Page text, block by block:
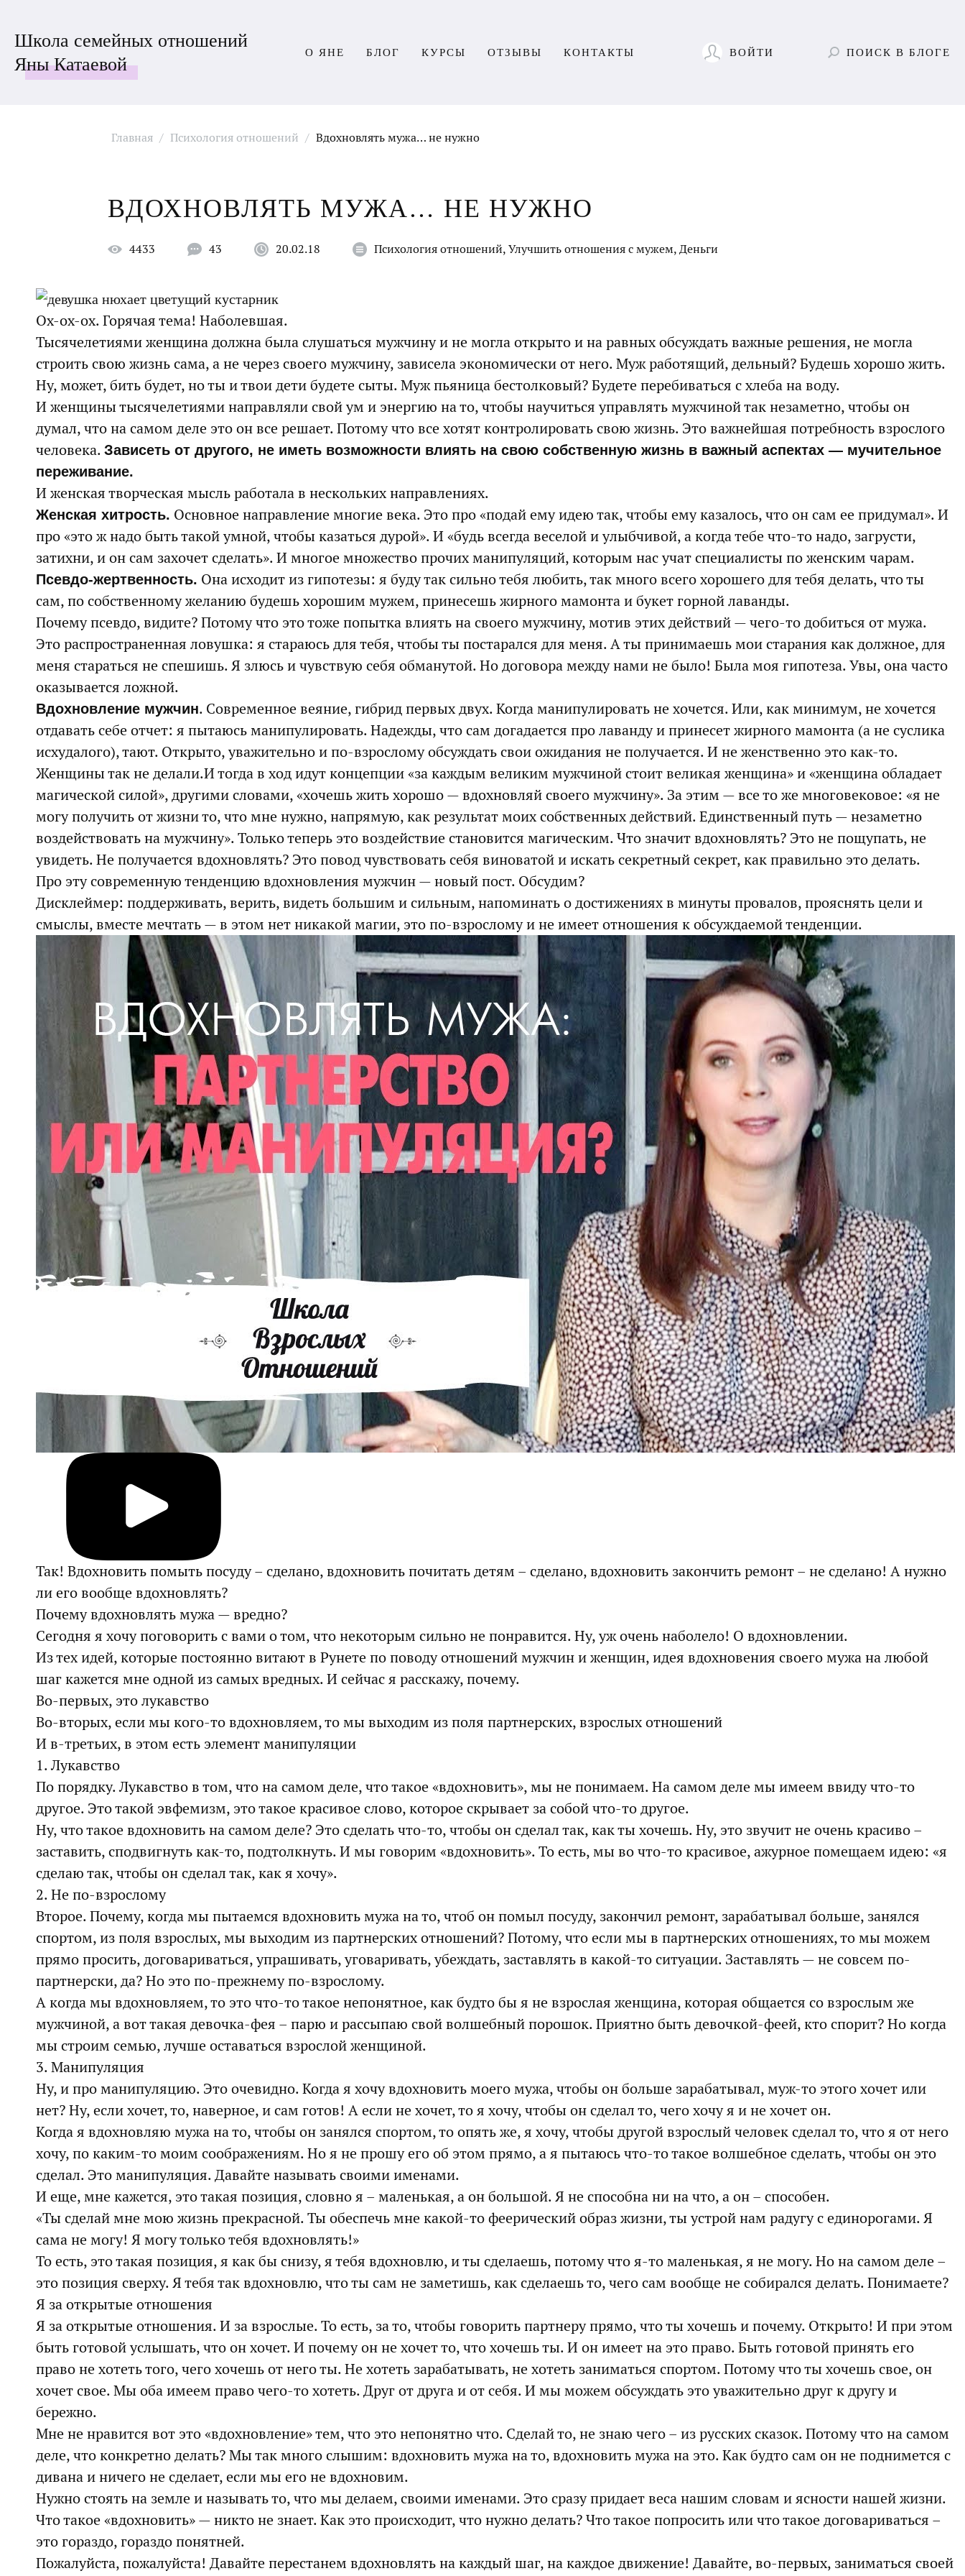
Школа семейных отношений
Яны Катаевой
О ЯНЕ БЛОГ КУРСЫ ОТЗЫВЫ КОНТАКТЫ ВОЙТИ ПОИСК В БЛОГЕ
Главная / Психология отношений / Вдохновлять мужа… не нужно
ВДОХНОВЛЯТЬ МУЖА… НЕ НУЖНО
4433 43 20.02.18 Психология отношений,Улучшить отношения с мужем,Деньги
Ох-ох-ох. Горячая тема! Наболевшая.
Тысячелетиями женщина должна была слушаться мужчину и не могла открыто и на равных обсуждать важные решения, не могла
строить свою жизнь сама, а не через своего мужчину, зависела экономически от него. Муж работящий, дельный? Будешь хорошо жить.
Ну, может, бить будет, но ты и твои дети будете сыты. Муж пьяница бестолковый? Будете перебиваться с хлеба на воду.
И женщины тысячелетиями направляли свой ум и энергию на то, чтобы научиться управлять мужчиной так незаметно, чтобы он
думал, что на самом деле это он все решает. Потому что все хотят контролировать свою жизнь. Это важнейшая потребность взрослого
человека. Зависеть от другого, не иметь возможности влиять на свою собственную жизнь в важный аспектах — мучительное
переживание.
И женская творческая мысль работала в нескольких направлениях.
Женская хитрость. Основное направление многие века. Это про «подай ему идею так, чтобы ему казалось, что он сам ее придумал». И
про «это ж надо быть такой умной, чтобы казаться дурой». И «будь всегда веселой и улыбчивой, а когда тебе что-то надо, загрусти,
затихни, и он сам захочет сделать». И многое множество прочих манипуляций, которым нас учат специалисты по женским чарам.
Псевдо-жертвенность. Она исходит из гипотезы: я буду так сильно тебя любить, так много всего хорошего для тебя делать, что ты
сам, по собственному желанию будешь хорошим мужем, принесешь жирного мамонта и букет горной лаванды.
Почему псевдо, видите? Потому что это тоже попытка влиять на своего мужчину, мотив этих действий — чего-то добиться от мужа.
Это распространенная ловушка: я стараюсь для тебя, чтобы ты постарался для меня. А ты принимаешь мои старания как должное, для
меня стараться не спешишь. Я злюсь и чувствую себя обманутой. Но договора между нами не было! Была моя гипотеза. Увы, она часто
оказывается ложной.
Вдохновление мужчин. Современное веяние, гибрид первых двух. Когда манипулировать не хочется. Или, как минимум, не хочется
отдавать себе отчет: я пытаюсь манипулировать. Надежды, что сам догадается про лаванду и принесет жирного мамонта (а не суслика
исхудалого), тают. Открыто, уважительно и по-взрослому обсуждать свои ожидания не получается. И не женственно это как-то.
Женщины так не делали.И тогда в ход идут концепции «за каждым великим мужчиной стоит великая женщина» и «женщина обладает
магической силой», другими словами, «хочешь жить хорошо — вдохновляй своего мужчину». За этим — все то же многовековое: «я не
могу получить от жизни то, что мне нужно, напрямую, как результат моих собственных действий. Единственный путь — незаметно
воздействовать на мужчину». Только теперь это воздействие становится магическим. Что значит вдохновлять? Это не пощупать, не
увидеть. Не получается вдохновлять? Это повод чувствовать себя виноватой и искать секретный секрет, как правильно это делать.
Про эту современную тенденцию вдохновления мужчин — новый пост. Обсудим?
Дисклеймер: поддерживать, верить, видеть большим и сильным, напоминать о достижениях в минуты провалов, прояснять цели и
смыслы, вместе мечтать — в этом нет никакой магии, это по-взрослому и не имеет отношения к обсуждаемой тенденции.
Так! Вдохновить помыть посуду – сделано, вдохновить почитать детям – сделано, вдохновить закончить ремонт – не сделано! А нужно
ли его вообще вдохновлять?
Почему вдохновлять мужа — вредно?
Сегодня я хочу поговорить с вами о том, что некоторым сильно не понравится. Ну, уж очень наболело! О вдохновлении.
Из тех идей, которые постоянно витают в Рунете по поводу отношений мужчин и женщин, идея вдохновения своего мужа на любой
шаг кажется мне одной из самых вредных. И сейчас я расскажу, почему.
Во-первых, это лукавство
Во-вторых, если мы кого-то вдохновляем, то мы выходим из поля партнерских, взрослых отношений
И в-третьих, в этом есть элемент манипуляции
1. Лукавство
По порядку. Лукавство в том, что на самом деле, что такое «вдохновить», мы не понимаем. На самом деле мы имеем ввиду что-то
другое. Это такой эвфемизм, это такое красивое слово, которое скрывает за собой что-то другое.
Ну, что такое вдохновить на самом деле? Это сделать что-то, чтобы он сделал так, как ты хочешь. Ну, это звучит не очень красиво –
заставить, сподвигнуть как-то, подтолкнуть. И мы говорим «вдохновить». То есть, мы во что-то красивое, ажурное помещаем идею: «я
сделаю так, чтобы он сделал так, как я хочу».
2. Не по-взрослому
Второе. Почему, когда мы пытаемся вдохновить мужа на то, чтоб он помыл посуду, закончил ремонт, зарабатывал больше, занялся
спортом, из поля взрослых, мы выходим из партнерских отношений? Потому, что если мы в партнерских отношениях, то мы можем
прямо просить, договариваться, упрашивать, уговаривать, убеждать, заставлять в какой-то ситуации. Заставлять — не совсем по-
партнерски, да? Но это по-прежнему по-взрослому.
А когда мы вдохновляем, то это что-то такое непонятное, как будто бы я не взрослая женщина, которая общается со взрослым же
мужчиной, а вот такая девочка-фея – парю и рассыпаю свой волшебный порошок. Приятно быть девочкой-феей, кто спорит? Но когда
мы строим семью, лучше оставаться взрослой женщиной.
3. Манипуляция
Ну, и про манипуляцию. Это очевидно. Когда я хочу вдохновить моего мужа, чтобы он больше зарабатывал, муж-то этого хочет или
нет? Ну, если хочет, то, наверное, и сам готов! А если не хочет, то я хочу, чтобы он сделал то, чего хочу я и не хочет он.
Когда я вдохновляю мужа на то, чтобы он занялся спортом, то опять же, я хочу, чтобы другой взрослый человек сделал то, что я от него
хочу, по каким-то моим соображениям. Но я не прошу его об этом прямо, а я пытаюсь что-то такое волшебное сделать, чтобы он это
сделал. Это манипуляция. Давайте называть своими именами.
И еще, мне кажется, это такая позиция, словно я – маленькая, а он большой. Я не способна ни на что, а он – способен.
«Ты сделай мне мою жизнь прекрасной. Ты обеспечь мне какой-то феерический образ жизни, ты устрой нам радугу с единорогами. Я
сама не могу! Я могу только тебя вдохновлять!»
То есть, это такая позиция, я как бы снизу, я тебя вдохновлю, и ты сделаешь, потому что я-то маленькая, я не могу. Но на самом деле –
это позиция сверху. Я тебя так вдохновлю, что ты сам не заметишь, как сделаешь то, чего сам вообще не собирался делать. Понимаете?
Я за открытые отношения
Я за открытые отношения. И за взрослые. То есть, за то, чтобы говорить партнеру прямо, что ты хочешь и почему. Открыто! И при этом
быть готовой услышать, что он хочет. И почему он не хочет то, что хочешь ты. И он имеет на это право. Быть готовой принять его
право не хотеть того, чего хочешь от него ты. Не хотеть зарабатывать, не хотеть заниматься спортом. Потому что ты хочешь свое, он
хочет свое. Мы оба имеем право чего-то хотеть. Друг от друга и от себя. И мы можем обсуждать это уважительно друг к другу и
бережно.
Мне не нравится вот это «вдохновление» тем, что это непонятно что. Сделай то, не знаю чего – из русских сказок. Потому что на самом
деле, что конкретно делать? Мы так много слышим: вдохновить мужа на то, вдохновить мужа на это. Как будто сам он не поднимется с
дивана и ничего не сделает, если мы его не вдохновим.
Нужно стоять на земле и называть то, что мы делаем, своими именами. Это сразу придает веса нашим словам и ясности нашей жизни.
Что такое «вдохновить» — никто не знает. Как это происходит, что нужно делать? Что такое попросить или что такое договариваться –
это гораздо, гораздо понятней.
Пожалуйста, пожалуйста! Давайте перестанем вдохновлять на каждый шаг, на каждое движение! Давайте, во-первых, заниматься своей